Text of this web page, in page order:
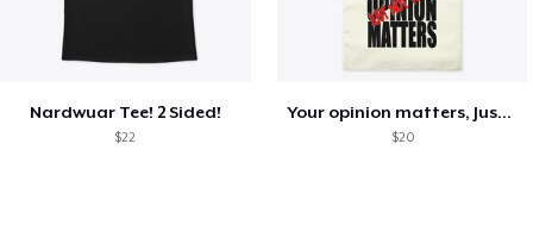
Nardwuar Tee! 2 Sided!
$22
Your opinion matters, Just not to me!
$20